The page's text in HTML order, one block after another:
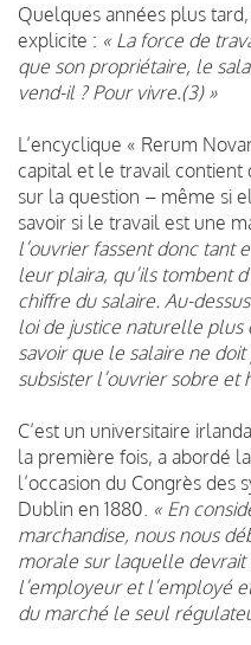
Quelques années plus
explicite : « La force de
que son propriétaire, le
vend-il ? Pour vivre.(3) »
L’encyclique « Rerum
capital et le travail contient
sur la question – même si
savoir si le travail est une
l’ouvrier fassent donc tant
leur plaira, qu’ils tombent
chiffre du salaire. Au-
loi de justice naturelle plus
savoir que le salaire ne
subsister l’ouvrier sobre et
C’est un universitaire
la première fois, a abordé
l’occasion du Congrès des
Dublin en 1880. « En
marchandise, nous nous
morale sur laquelle
l’employeur et l’employé
du marché le seul